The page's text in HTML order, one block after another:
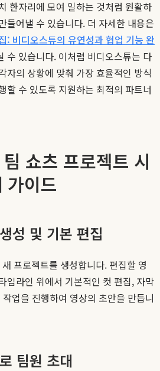
한자리에 모여 일하는 것처럼 원활하
들어낼 수 있습니다. 더 자세한 내용은
: 비디오스튜의 유연성과 협업 기능 완
수 있습니다. 이처럼 비디오스튜는 다
자의 상황에 맞춰 가장 효율적인 방식
할 수 있도록 지원하는 최적의 파트너
쇼츠 프로젝트 시
가이드
성 및 기본 편집
프로젝트를 생성합니다. 편집할 영
임라인 위에서 기본적인 컷 편집, 자막
업을 진행하여 영상의 초안을 만듭니
팀원 초대